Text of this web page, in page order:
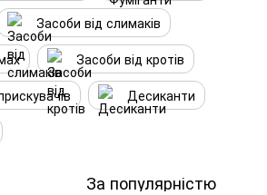
Засоби від слимаків
Засоби від кротів
Десиканти
За популярністю